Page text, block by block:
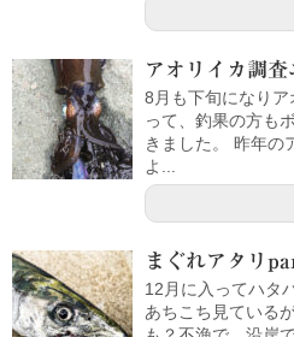
アオリイカ調
8月も下旬になり
って、釣果の方も
きました。 昨年の
よ...
まぐれアタリ
12月に入ってハタ
あちこち見ている